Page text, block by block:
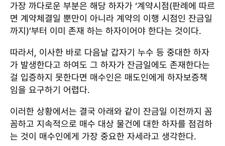
가장 까다로운 부분은 해당 하자가 ‘계약시점(판례에 따르
면 계약체결일 뿐만이 아니라 계약의 이행 시점인 잔금일
까지)’부터 이미 존재 하는 하자이어야 한다는 것이다.
따라서, 이사한 바로 다음날 갑자기 누수 등 중대한 하자
가 발생한다고 하여도 그 하자가 잔금일에도 존재한다는
걸 입증하지 못한다면 매수인은 매도인에게 하자보증책
임을 요구하기 어렵다.
이러한 상황에서는 결국 아래와 같이 잔금일 이전까지 꼼
꼼하고 지속적으로 매수 대상 물건에 대한 하자를 점검하
는 것이 매수인에게 가장 중요한 자세라고 생각한다.